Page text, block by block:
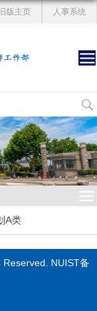
人事系统
旧版主页
A类
NUIST备